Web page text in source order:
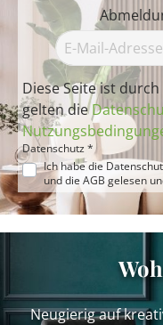
Diese Seite ist
gelten die
Datenschutz *
Ich habe die
und die AGB gelesen
Neugierig auf